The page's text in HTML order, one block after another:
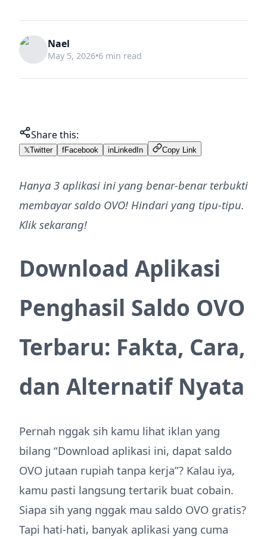
Nael
May 5, 2026•6 min read
Share this:
𝕏Twitter fFacebook in LinkedIn Copy Link
Hanya 3 aplikasi ini yang benar-benar terbukti
membayar saldo OVO! Hindari yang tipu-tipu.
Klik sekarang!
Download Aplikasi
Penghasil Saldo OVO
Terbaru: Fakta, Cara,
dan Alternatif Nyata
Pernah nggak sih kamu lihat iklan yang
bilang “Download aplikasi ini, dapat saldo
OVO jutaan rupiah tanpa kerja”? Kalau iya,
kamu pasti langsung tertarik buat cobain.
Siapa sih yang nggak mau saldo OVO gratis?
Tapi hati-hati, banyak aplikasi yang cuma